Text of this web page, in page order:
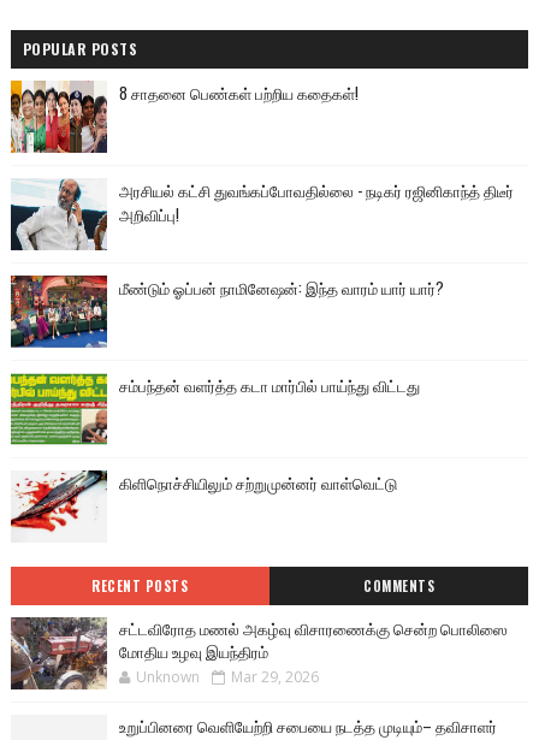
POPULAR POSTS
8 சாதனை பெண்கள் பற்றிய கதைகள்!
அரசியல் கட்சி துவங்கப்போவதில்லை - நடிகர் ரஜினிகாந்த் திடீர்
அறிவிப்பு!
மீண்டும் ஓப்பன் நாமினேஷன்: இந்த வாரம் யார் யார்?
சம்பந்தன் வளர்த்த கடா மார்பில் பாய்ந்து விட்டது
கிளிநொச்சியிலும் சற்றுமுன்னர் வாள்வெட்டு
RECENT POSTS COMMENTS
சட்டவிரோத மணல் அகழ்வு விசாரணைக்கு சென்ற பொலிஸை
மோதிய உழவு இயந்திரம்
Unknown Mar 29, 2026
உறுப்பினரை வெளியேற்றி சபையை நடத்த முடியும்– தவிசாளர்